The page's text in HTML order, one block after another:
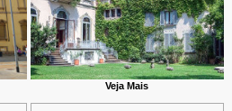
Veja Mais